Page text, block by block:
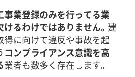
事業登録のみを行ってる業
るわけではありません。 建
得に向けて違反や事故を起
コンプライアンス意識を高
業者も数多く存在します。